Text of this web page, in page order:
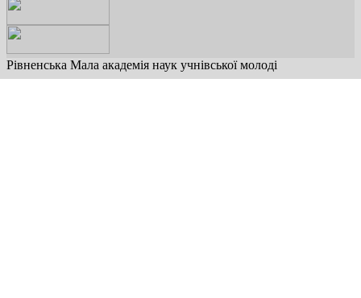
Рівненська Мала академія наук учнівської молоді